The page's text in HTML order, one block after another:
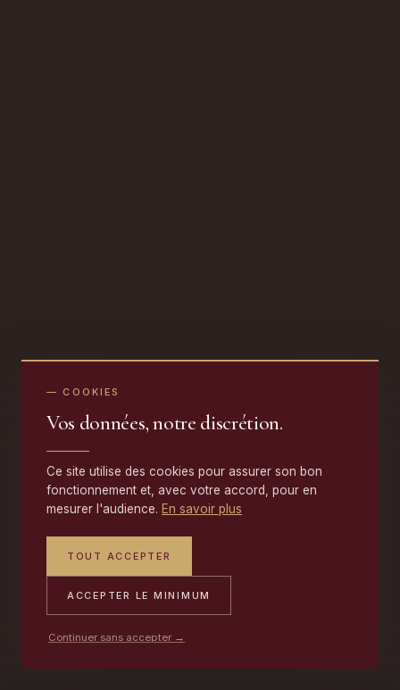
— COOKIES
Vos données, notre discrétion.
Ce site utilise des cookies pour assurer son bon
fonctionnement et, avec votre accord, pour en
mesurer l'audience. En savoir plus
TOUT ACCEPTER
ACCEPTER LE MINIMUM
Continuer sans accepter →